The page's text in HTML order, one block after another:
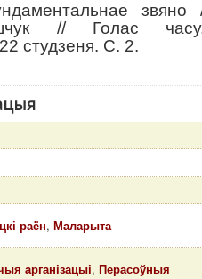
звяно
// Голас
студзеня. С. 2.
раён,Маларыта
арганізацыі,Перасоўныя